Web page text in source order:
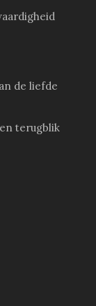
de liefde
terugblik